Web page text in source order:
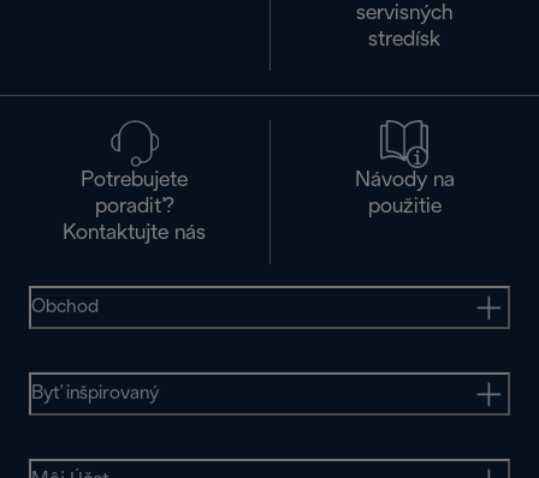
servisných
stredísk
Potrebujete
poradiť?
Kontaktujte nás
Návody na
použitie
Obchod
Byť inšpirovaný